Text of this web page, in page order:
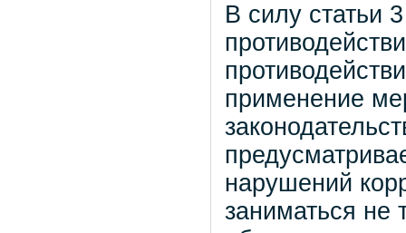
В силу статьи
применение
нарушений
заниматься не